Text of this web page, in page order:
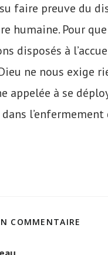
faire preuve du
humaine. Pour
disposés à
ne nous exige
appelée à se
COMMENTAIRE